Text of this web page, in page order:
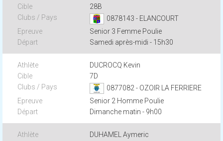
28B
0878143 - ELANCOURT
Senior 3 Femme Poulie
Samedi après-midi - 15h30
DUCROCQ Kevin
7D
0877082 - OZOIR LA FERRIERE
Senior 2 Homme Poulie
Dimanche matin - 9h00
DUHAMEL Aymeric